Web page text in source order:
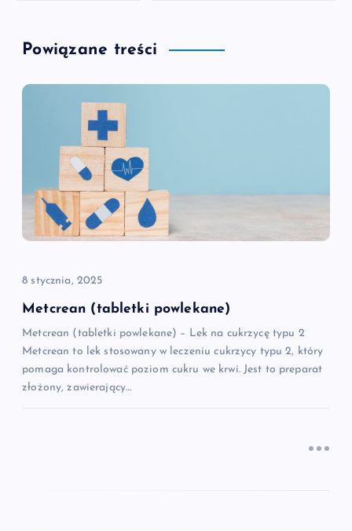
w
p
Powiązane treści
8 stycznia, 2025
Metcrean (tabletki powlekane)
Metcrean (tabletki powlekane) – Lek na cukrzycę typu 2
Metcrean to lek stosowany w leczeniu cukrzycy typu 2, który
pomaga kontrolować poziom cukru we krwi. Jest to preparat
złożony, zawierający…